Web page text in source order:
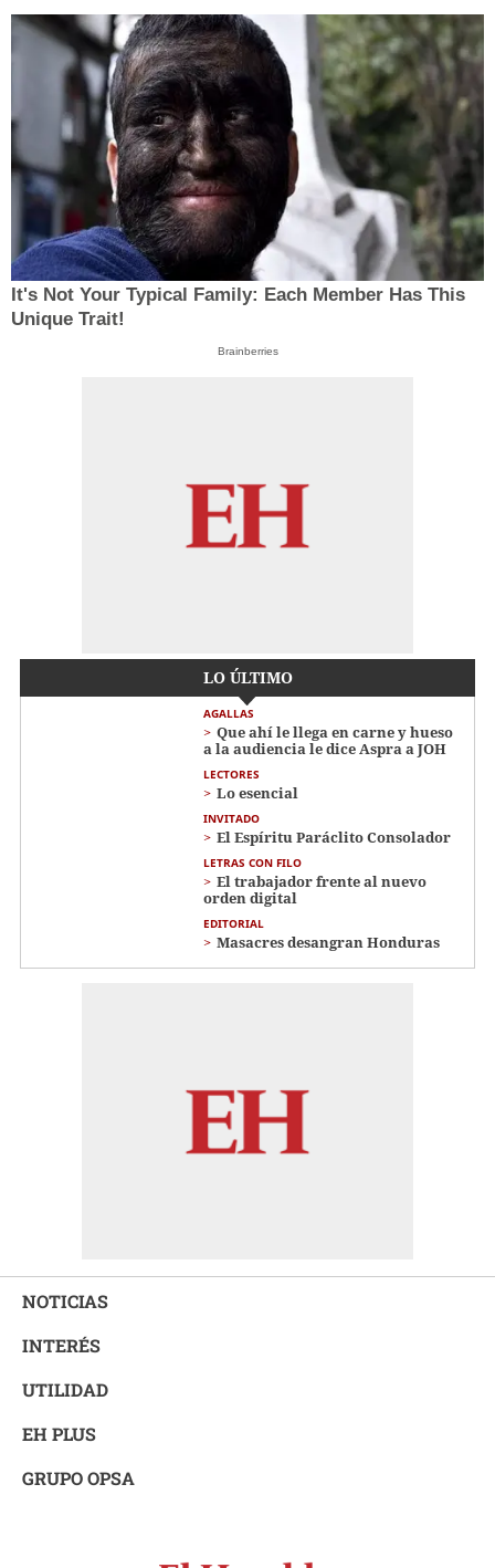
It's Not Your Typical Family: Each Member Has This
Unique Trait!
Brainberries
LO ÚLTIMO
AGALLAS
Que ahí le llega en carne y hueso
a la audiencia le dice Aspra a JOH
LECTORES
Lo esencial
INVITADO
El Espíritu Paráclito Consolador
LETRAS CON FILO
El trabajador frente al nuevo
orden digital
EDITORIAL
Masacres desangran Honduras
NOTICIAS
INTERÉS
UTILIDAD
EH PLUS
GRUPO OPSA